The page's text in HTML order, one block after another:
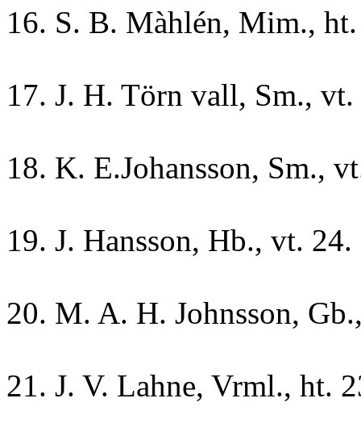
16. S. B. Màhlén, Mim.,
17. J. H. Törn vall, Sm.,
18. K. E.Johansson, Sm.,
19. J. Hansson, Hb., vt.
20. M. A. H. Johnsson,
21. J. V. Lahne, Vrml., ht.